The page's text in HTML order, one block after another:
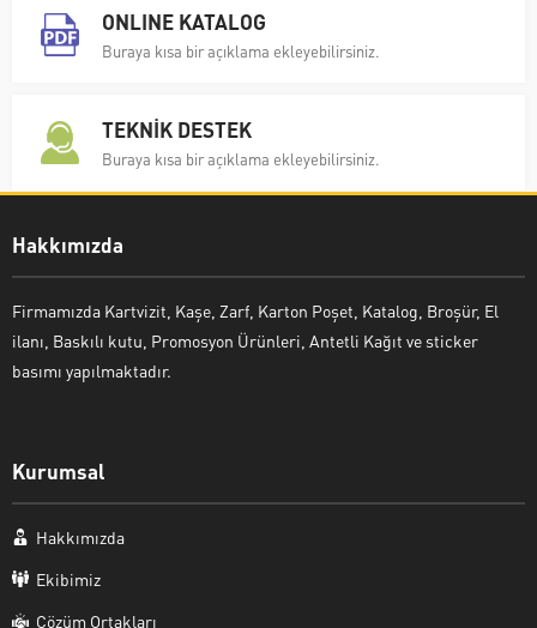
ONLINE KATALOG
Buraya kısa bir açıklama ekleyebilirsiniz.
TEKNİK DESTEK
Buraya kısa bir açıklama ekleyebilirsiniz.
Hakkımızda
Firmamızda Kartvizit, Kaşe, Zarf, Karton Poşet, Katalog, Broşür, El
ilanı, Baskılı kutu, Promosyon Ürünleri, Antetli Kağıt ve sticker
basımı yapılmaktadır.
Kurumsal
Hakkımızda
Ekibimiz
Çözüm Ortakları